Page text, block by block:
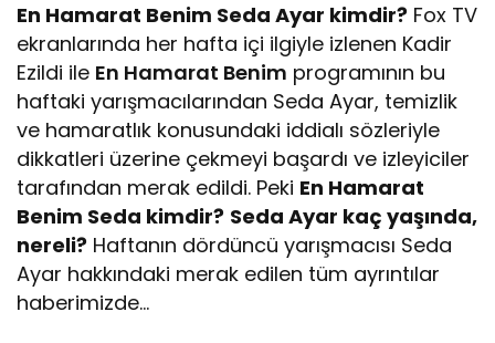
En Hamarat Benim Seda Ayar kimdir? Fox TV
ekranlarında her hafta içi ilgiyle izlenen Kadir
Ezildi ile En Hamarat Benim programının bu
haftaki yarışmacılarından Seda Ayar, temizlik
ve hamaratlık konusundaki iddialı sözleriyle
dikkatleri üzerine çekmeyi başardı ve izleyiciler
tarafından merak edildi. Peki En Hamarat
Benim Seda kimdir? Seda Ayar kaç yaşında,
nereli? Haftanın dördüncü yarışmacısı Seda
Ayar hakkındaki merak edilen tüm ayrıntılar
haberimizde…